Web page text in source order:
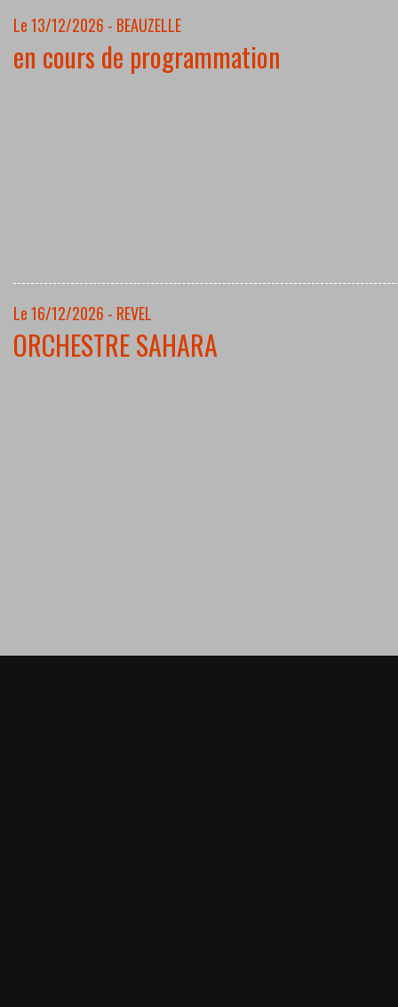
Le 13/12/2026 - BEAUZELLE
en cours de programmation
Le 16/12/2026 - REVEL
ORCHESTRE SAHARA